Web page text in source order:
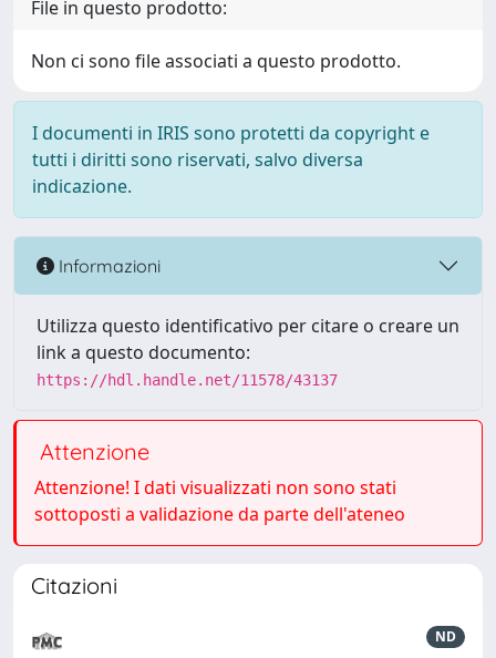
File in questo prodotto:
Non ci sono file associati a questo prodotto.
I documenti in IRIS sono protetti da copyright e
tutti i diritti sono riservati, salvo diversa
indicazione.
Informazioni
Utilizza questo identificativo per citare o creare un
link a questo documento:
https://hdl.handle.net/11578/43137
Attenzione
Attenzione! I dati visualizzati non sono stati
sottoposti a validazione da parte dell'ateneo
Citazioni
ND